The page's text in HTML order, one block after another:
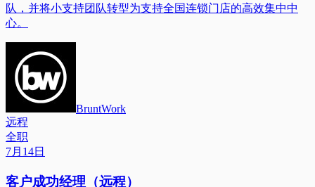
队，并将小支持团队转型为支持全国连锁门店的高效集中中
心。
BruntWork
远程
全职
7月14日
客户成功经理（远程）